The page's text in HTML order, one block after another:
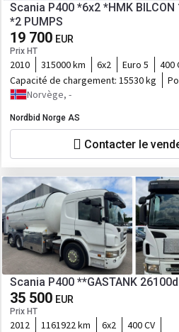
Scania P400 *6x2 *HMK BILCON
*2 PUMPS
19 700 EUR
Prix HT
2010 315000 km 6x2 Euro 5
400
Capacité de chargement: 15530 kg
Norvège, -
Nordbid Norge AS
Contacter le
Scania P400 **GASTANK
35 500 EUR
Prix HT
2012 1161922 km 6x2
400 CV